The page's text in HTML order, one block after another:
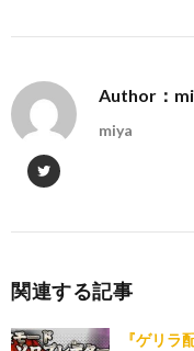
Author：
miya
関連する記事
『ゲリラ